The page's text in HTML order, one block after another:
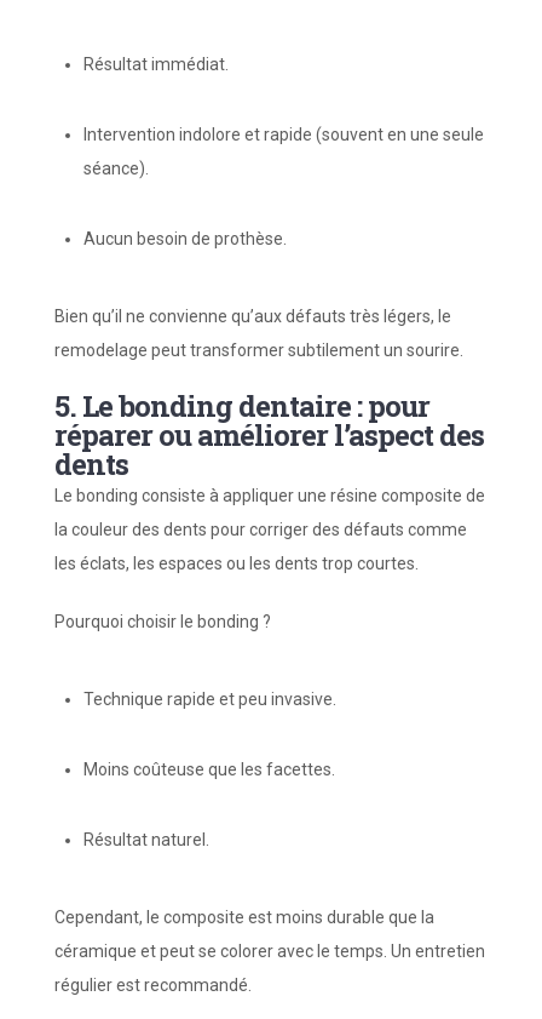
Résultat immédiat.
Intervention indolore et rapide (souvent en une seule
séance).
Aucun besoin de prothèse.
Bien qu’il ne convienne qu’aux défauts très légers, le
remodelage peut transformer subtilement un sourire.
5. Le bonding dentaire : pour
réparer ou améliorer l’aspect des
dents
Le bonding consiste à appliquer une résine composite de
la couleur des dents pour corriger des défauts comme
les éclats, les espaces ou les dents trop courtes.
Pourquoi choisir le bonding ?
Technique rapide et peu invasive.
Moins coûteuse que les facettes.
Résultat naturel.
Cependant, le composite est moins durable que la
céramique et peut se colorer avec le temps. Un entretien
régulier est recommandé.